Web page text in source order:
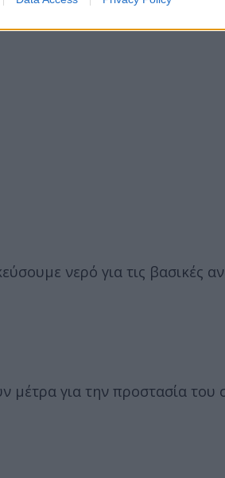
νερό για τις βασικές
μέτρα για την προστασία του